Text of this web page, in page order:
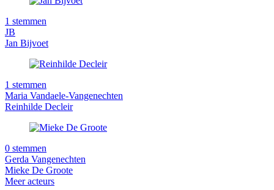
1 stemmen
JB
Jan Bijvoet
1 stemmen
Maria Vandaele-Vangenechten
Reinhilde Decleir
0 stemmen
Gerda Vangenechten
Mieke De Groote
Meer acteurs